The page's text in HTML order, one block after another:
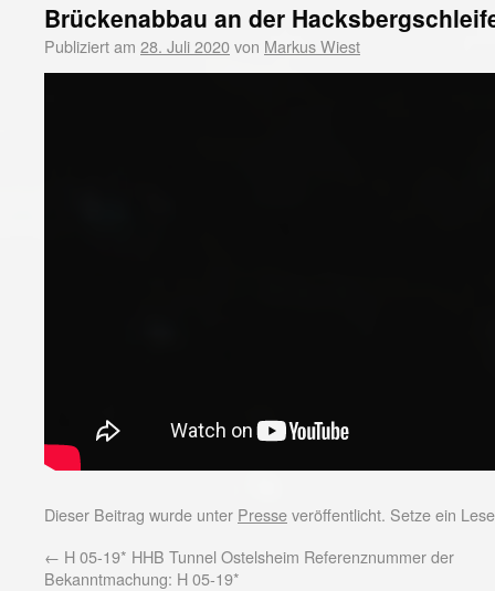
Brückenabbau an der
Publiziert am 28. Juli 2020von Markus Wiest
Dieser Beitrag wurde unter Presseveröffentlicht. Setze ein
← H 05-19* HHB Tunnel Ostelsheim Referenznummer der
Bekanntmachung: H 05-19*